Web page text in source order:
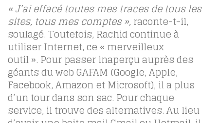
« J’ai effacé toutes mes traces de tous les
sites, tous mes comptes »,raconte-t-il,
soulagé. Toutefois, Rachid continue à
utiliser Internet, ce « merveilleux
outil ». Pour passer inaperçu auprès des
géants du web GAFAM (Google, Apple,
Facebook, Amazon et Microsoft), il a plus
d’un tour dans son sac. Pour chaque
service, il trouve des alternatives. Au lieu